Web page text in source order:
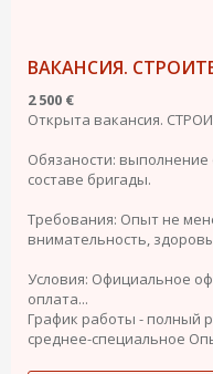
ВАКАНСИЯ.
2 500 €
Открыта вакансия.
Обязаности:
составе бригады.
Требования: Опыт не
внимательность,
Условия: Официальное
оплата...
График работы - полный
среднее-специальное